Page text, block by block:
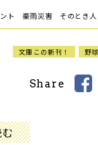
ト 豪雨災害 そのとき人
文庫この新刊！ 野球
Share